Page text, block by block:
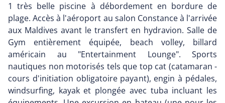
1 très belle piscine à débordement en bordure de
plage. Accès à l'aéroport au salon Constance à l'arrivée
aux Maldives avant le transfert en hydravion. Salle de
Gym entièrement équipée, beach volley, billard
américain au "Entertainment Lounge". Sports
nautiques non motorisés tels que top cat (catamaran -
cours d'initiation obligatoire payant), engin à pédales,
windsurfing, kayak et plongée avec tuba incluant les